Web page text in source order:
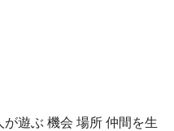
遊ぶ 機会 場所 仲間を生